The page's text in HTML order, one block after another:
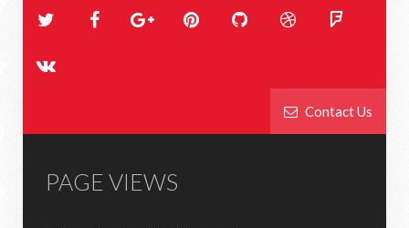
Contact Us
PAGE VIEWS